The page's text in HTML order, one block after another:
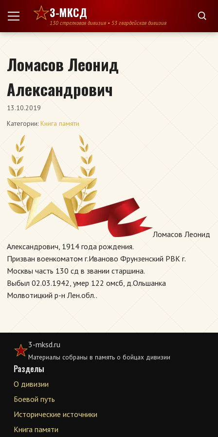
Перейти к содержимому
3-МКСД
130 стрелковая дивизия • 53 гвардейская дивизия
Ломасов Леонид
Александрович
13.10.2019
Категории: Книга памяти
Ломасов Леонид
Александрович, 1914 года рождения.
Призван военкоматом г.Иваново Фрунзенский РВК г.
Москвы часть 130 сд в звании старшина.
Выбыл 02.03.1942, умер 122 омсб, д.Ольшанка
Молвотицкий р-н Лен.обл..
3-mksd.ru
Материалы собраны в память о бойцах дивизии
Разделы
О дивизии
Боевой путь
Исторические источники
Книга памяти